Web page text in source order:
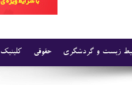
کلینیک حقوقی زیست و گردشگری